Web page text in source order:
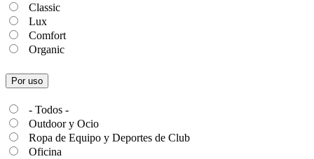
Classic
Lux
Comfort
Organic
Por uso
- Todos -
Outdoor y Ocio
Ropa de Equipo y Deportes de Club
Oficina